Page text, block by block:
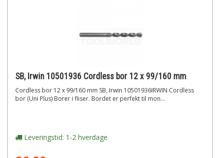
SB, Irwin 10501936 Cordless bor 12 x 99/160 mm
Cordless bor 12 x 99/160 mm SB, Irwin 10501936IRWIN Cordless
bor (Uni Plus) Borer i fliser. Bordet er perfekt til mon...
Leveringstid: 1-2 hverdage